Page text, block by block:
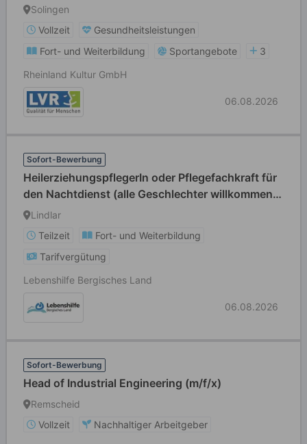
Solingen
Vollzeit
Gesundheitsleistungen
Fort- und Weiterbildung
Sportangebote
3
Rheinland Kultur GmbH
06.08.2026
Sofort-Bewerbung
HeilerziehungspflegerIn oder Pflegefachkraft für
den Nachtdienst (alle Geschlechter willkommen)
in Teilzeit
Lindlar
Teilzeit
Fort- und Weiterbildung
Tarifvergütung
Lebenshilfe Bergisches Land
06.08.2026
Sofort-Bewerbung
Head of Industrial Engineering (m/f/x)
Remscheid
Vollzeit
Nachhaltiger Arbeitgeber